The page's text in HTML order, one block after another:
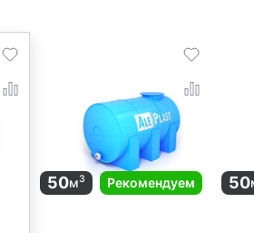
50м3 Рекомендуем 50